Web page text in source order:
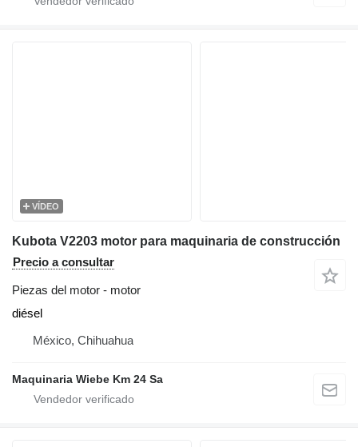
VÍDEO
Kubota V2203 motor para maquinaria de construcción
Precio a consultar
Piezas del motor - motor
diésel
México, Chihuahua
Maquinaria Wiebe Km 24 Sa